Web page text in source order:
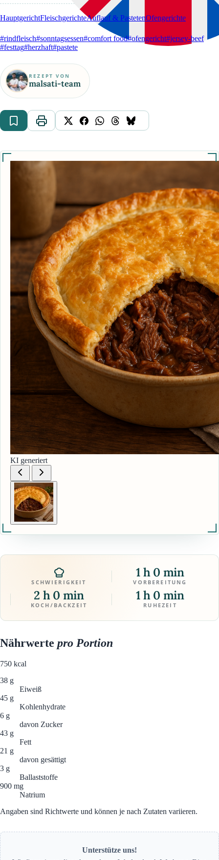
HauptgerichtFleischgerichteAuflauf & PastetenOfengerichte
#rindfleisch#sonntagsessen#comfort food#ofengericht#jersey-beef
#festtag#herzhaft#pastete
REZEPT VON
malsati-team
KI generiert
SCHWIERIGKEIT
1 h 0 min
VORBEREITUNG
2 h 0 min
KOCH/BACKZEIT
1 h 0 min
RUHEZEIT
Nährwerte pro Portion
750 kcal
38 g
Eiweiß
45 g
Kohlenhydrate
6 g
davon Zucker
43 g
Fett
21 g
davon gesättigt
3 g
Ballaststoffe
900 mg
Natrium
Angaben sind Richtwerte und können je nach Zutaten variieren.
Unterstütze uns!